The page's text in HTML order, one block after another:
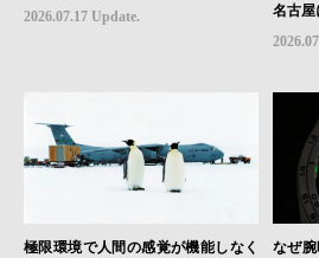
ン"｜Brand Picks #08
2026.07.17 Update.
名古屋
極限環境で人間の感覚が機能しなく
なぜ